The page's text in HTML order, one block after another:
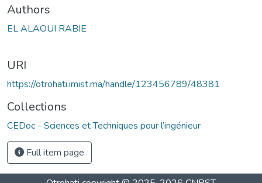
Authors
EL ALAOUI RABIE
URI
https://otrohati.imist.ma/handle/123456789/48381
Collections
CEDoc - Sciences et Techniques pour l’ingénieur
Full item page